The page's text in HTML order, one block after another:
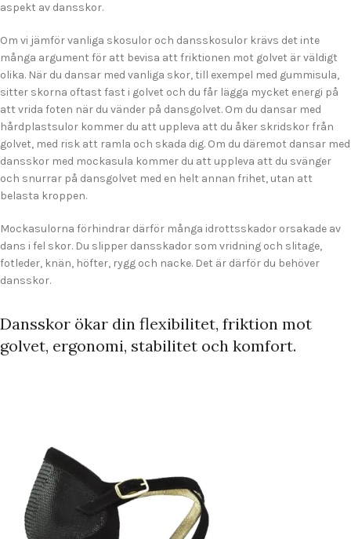
aspekt av dansskor.
Om vi ​​jämför vanliga skosulor och dansskosulor krävs det inte
många argument för att bevisa att friktionen mot golvet är väldigt
olika. När du dansar med vanliga skor, till exempel med gummisula,
sitter skorna oftast fast i golvet och du får lägga mycket energi på
att vrida foten när du vänder på dansgolvet. Om du dansar med
hårdplastsulor kommer du att uppleva att du åker skridskor från
golvet, med risk att ramla och skada dig. Om du däremot dansar med
dansskor med mockasula kommer du att uppleva att du svänger
och snurrar på dansgolvet med en helt annan frihet, utan att
belasta kroppen.
Mockasulorna förhindrar därför många idrottsskador orsakade av
dans i fel skor. Du slipper dansskador som vridning och slitage,
fotleder, knän, höfter, rygg och nacke. Det är därför du behöver
dansskor.
Dansskor ökar din flexibilitet, friktion mot
golvet, ergonomi, stabilitet och komfort.